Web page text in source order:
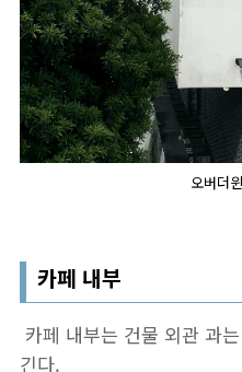
오버더
카페 내부
카페 내부는 건물 외관 과
긴다.